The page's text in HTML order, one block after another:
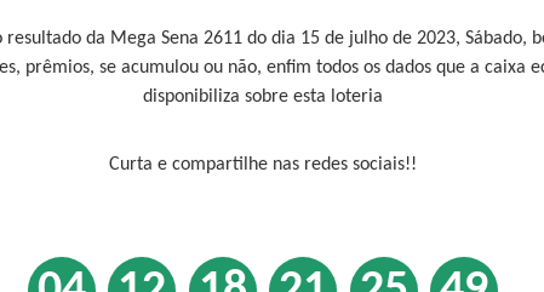
da Mega Sena 2611 do dia 15 de julho de 2023, Sábado,
prêmios, se acumulou ou não, enfim todos os dados que a caixa
disponibiliza sobre esta loteria
Curta e compartilhe nas redes sociais!!